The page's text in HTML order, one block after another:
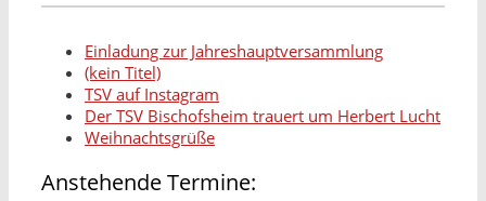
Einladung zur Jahreshauptversammlung
(kein Titel)
TSV auf Instagram
Der TSV Bischofsheim trauert um Herbert Lucht
Weihnachtsgrüße
Anstehende Termine: